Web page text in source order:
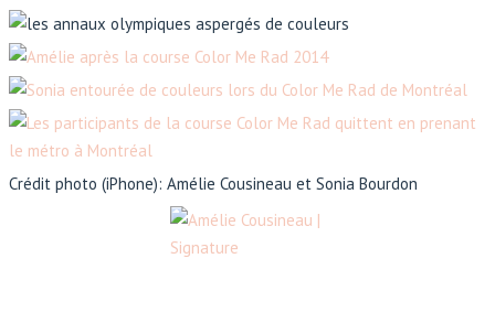
Crédit photo (iPhone): Amélie Cousineau et Sonia Bourdon